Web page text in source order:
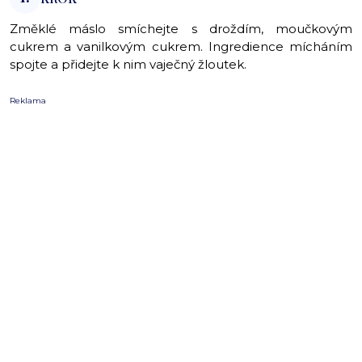
Změklé máslo smíchejte s droždím, moučkovým
cukrem a vanilkovým cukrem. Ingredience mícháním
spojte a přidejte k nim vaječný žloutek.
Reklama